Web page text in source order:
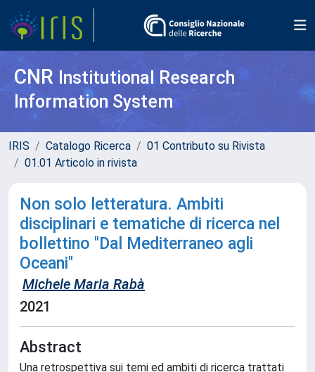
CNR Institutional Research
Information System
IRIS Catalogo Ricerca
01 Contributo su Rivista
01.01 Articolo in rivista
Non solo letteratura. Ambiti
disciplinari e tematiche di ricerca nel
bollettino "Dal Mediterraneo agli
Oceani"
Michele Maria Rabà
2021
Abstract
Una retrospettiva sui temi ed ambiti di ricerca trattati